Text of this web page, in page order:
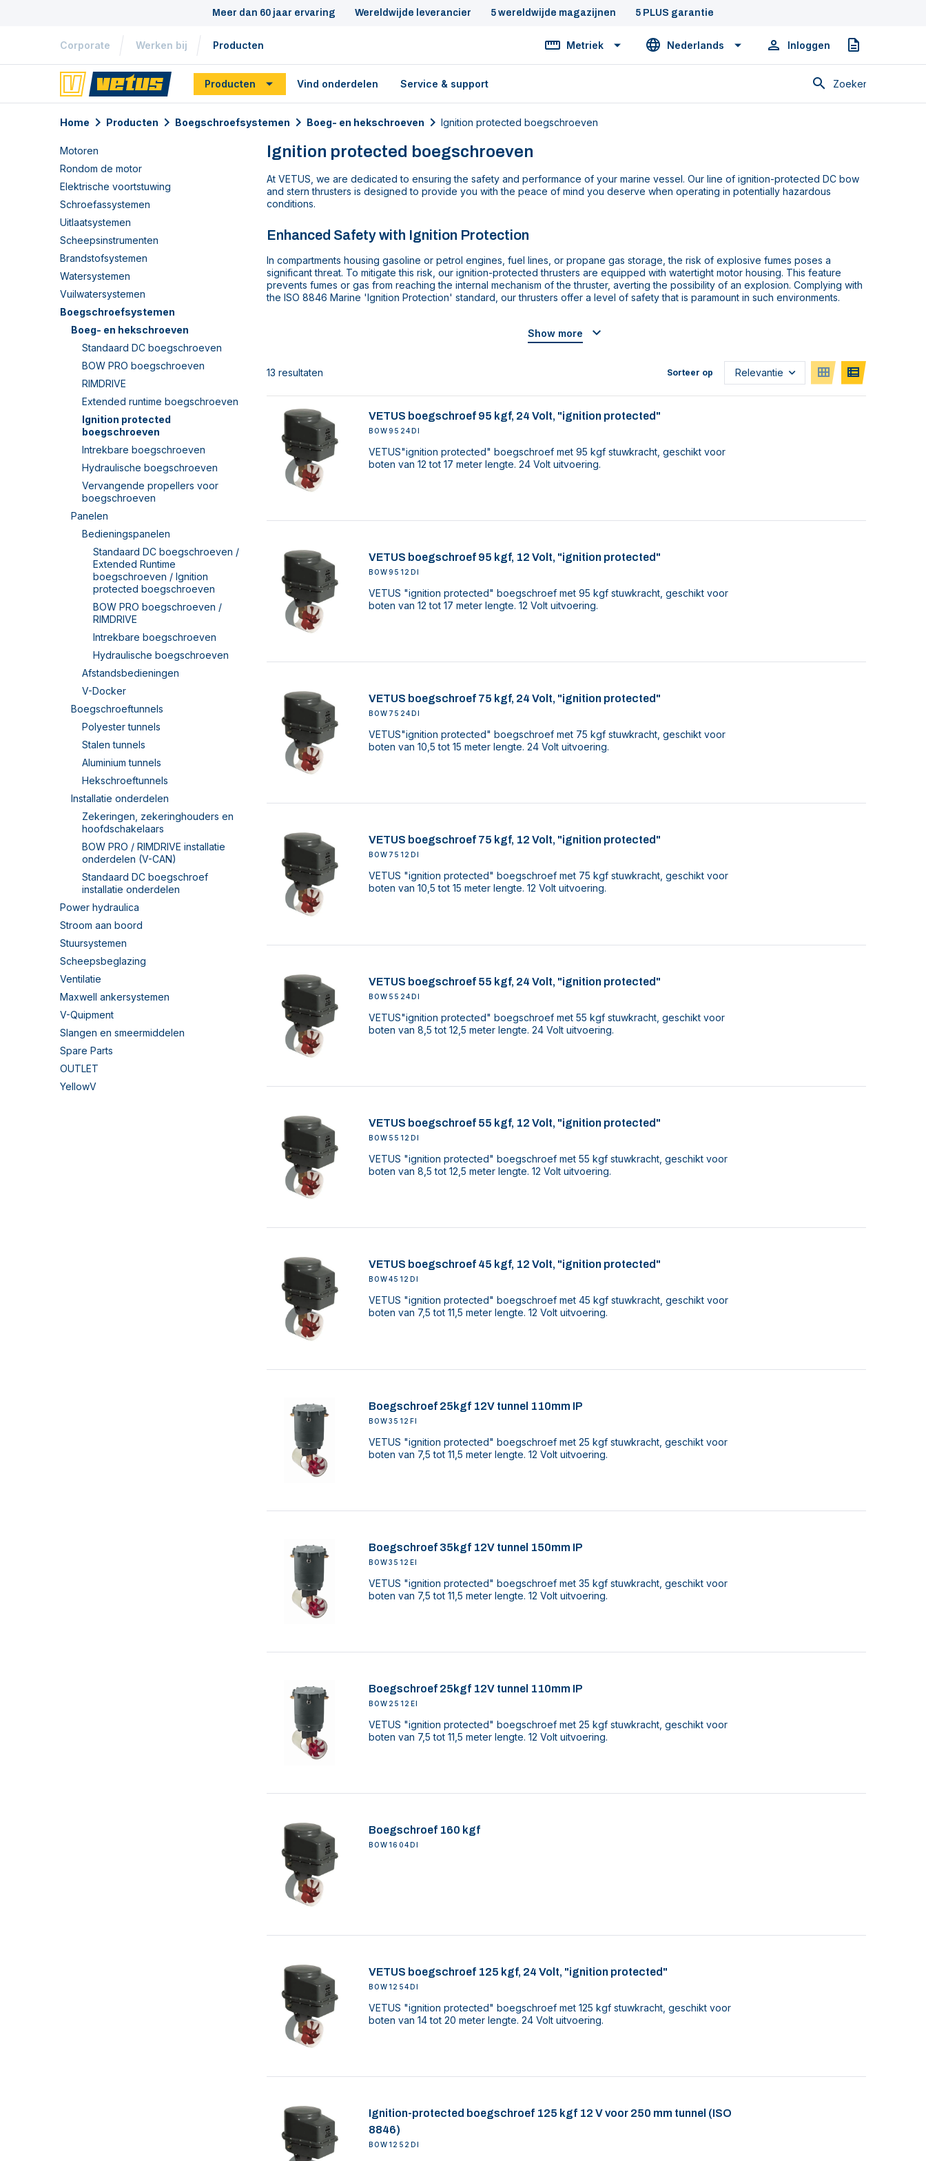
Meer dan 60 jaar ervaring Wereldwijde leverancier 5 wereldwijde magazijnen 5 PLUS garantie
Corporate Werken bij Producten Metriek Nederlands Inloggen Offerte
Producten Vind onderdelen Service & support Zoeken
Home Producten Boegschroefsystemen Boeg- en hekschroeven Ignition protected boegschroeven
Motoren
Rondom de motor
Elektrische voortstuwing
Schroefassystemen
Uitlaatsystemen
Scheepsinstrumenten
Brandstofsystemen
Watersystemen
Vuilwatersystemen
Boegschroefsystemen
Boeg- en hekschroeven
Standaard DC boegschroeven
BOW PRO boegschroeven
RIMDRIVE
Extended runtime boegschroeven
Ignition protected
boegschroeven
Intrekbare boegschroeven
Hydraulische boegschroeven
Vervangende propellers voor
boegschroeven
Panelen
Bedieningspanelen
Standaard DC boegschroeven /
Extended Runtime
boegschroeven / Ignition
protected boegschroeven
BOW PRO boegschroeven /
RIMDRIVE
Intrekbare boegschroeven
Hydraulische boegschroeven
Afstandsbedieningen
V-Docker
Boegschroeftunnels
Polyester tunnels
Stalen tunnels
Aluminium tunnels
Hekschroeftunnels
Installatie onderdelen
Zekeringen, zekeringhouders en
hoofdschakelaars
BOW PRO / RIMDRIVE installatie
onderdelen (V-CAN)
Standaard DC boegschroef
installatie onderdelen
Power hydraulica
Stroom aan boord
Stuursystemen
Scheepsbeglazing
Ventilatie
Maxwell ankersystemen
V-Quipment
Slangen en smeermiddelen
Spare Parts
OUTLET
YellowV
Ignition protected boegschroeven
At VETUS, we are dedicated to ensuring the safety and performance of your marine vessel. Our line of ignition-protected DC bow
and stern thrusters is designed to provide you with the peace of mind you deserve when operating in potentially hazardous
conditions.
Enhanced Safety with Ignition Protection
In compartments housing gasoline or petrol engines, fuel lines, or propane gas storage, the risk of explosive fumes poses a
significant threat. To mitigate this risk, our ignition-protected thrusters are equipped with watertight motor housing. This feature
prevents fumes or gas from reaching the internal mechanism of the thruster, averting the possibility of an explosion. Complying with
the ISO 8846 Marine 'Ignition Protection' standard, our thrusters offer a level of safety that is paramount in such environments.
Show more
13 resultaten Sorteer op
VETUS boegschroef 95 kgf, 24 Volt, "ignition protected"
BOW9524DI
VETUS"ignition protected" boegschroef met 95 kgf stuwkracht, geschikt voor
boten van 12 tot 17 meter lengte. 24 Volt uitvoering.
VETUS boegschroef 95 kgf, 12 Volt, "ignition protected"
BOW9512DI
VETUS "ignition protected" boegschroef met 95 kgf stuwkracht, geschikt voor
boten van 12 tot 17 meter lengte. 12 Volt uitvoering.
VETUS boegschroef 75 kgf, 24 Volt, "ignition protected"
BOW7524DI
VETUS"ignition protected" boegschroef met 75 kgf stuwkracht, geschikt voor
boten van 10,5 tot 15 meter lengte. 24 Volt uitvoering.
VETUS boegschroef 75 kgf, 12 Volt, "ignition protected"
BOW7512DI
VETUS "ignition protected" boegschroef met 75 kgf stuwkracht, geschikt voor
boten van 10,5 tot 15 meter lengte. 12 Volt uitvoering.
VETUS boegschroef 55 kgf, 24 Volt, "ignition protected"
BOW5524DI
VETUS"ignition protected" boegschroef met 55 kgf stuwkracht, geschikt voor
boten van 8,5 tot 12,5 meter lengte. 24 Volt uitvoering.
VETUS boegschroef 55 kgf, 12 Volt, "ignition protected"
BOW5512DI
VETUS "ignition protected" boegschroef met 55 kgf stuwkracht, geschikt voor
boten van 8,5 tot 12,5 meter lengte. 12 Volt uitvoering.
VETUS boegschroef 45 kgf, 12 Volt, "ignition protected"
BOW4512DI
VETUS "ignition protected" boegschroef met 45 kgf stuwkracht, geschikt voor
boten van 7,5 tot 11,5 meter lengte. 12 Volt uitvoering.
Boegschroef 25kgf 12V tunnel 110mm IP
BOW3512FI
VETUS "ignition protected" boegschroef met 25 kgf stuwkracht, geschikt voor
boten van 7,5 tot 11,5 meter lengte. 12 Volt uitvoering.
Boegschroef 35kgf 12V tunnel 150mm IP
BOW3512EI
VETUS "ignition protected" boegschroef met 35 kgf stuwkracht, geschikt voor
boten van 7,5 tot 11,5 meter lengte. 12 Volt uitvoering.
Boegschroef 25kgf 12V tunnel 110mm IP
BOW2512EI
VETUS "ignition protected" boegschroef met 25 kgf stuwkracht, geschikt voor
boten van 7,5 tot 11,5 meter lengte. 12 Volt uitvoering.
Boegschroef 160 kgf
BOW1604DI
VETUS boegschroef 125 kgf, 24 Volt, "ignition protected"
BOW1254DI
VETUS "ignition protected" boegschroef met 125 kgf stuwkracht, geschikt voor
boten van 14 tot 20 meter lengte. 24 Volt uitvoering.
Ignition-protected boegschroef 125 kgf 12 V voor 250 mm tunnel (ISO
8846)
BOW1252DI